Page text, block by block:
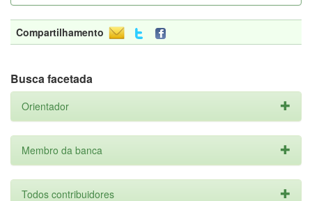
Compartilhamento
Busca facetada
Orientador
Membro da banca
Todos contribuidores